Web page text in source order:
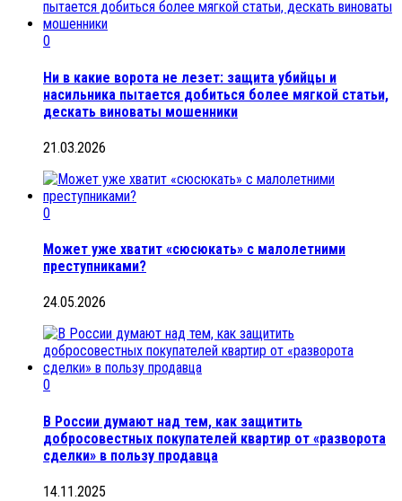
0
Ни в какие ворота не лезет: защита убийцы и
насильника пытается добиться более мягкой статьи,
дескать виноваты мошенники
21.03.2026
0
Может уже хватит «сюсюкать» с малолетними
преступниками?
24.05.2026
0
В России думают над тем, как защитить
добросовестных покупателей квартир от «разворота
сделки» в пользу продавца
14.11.2025